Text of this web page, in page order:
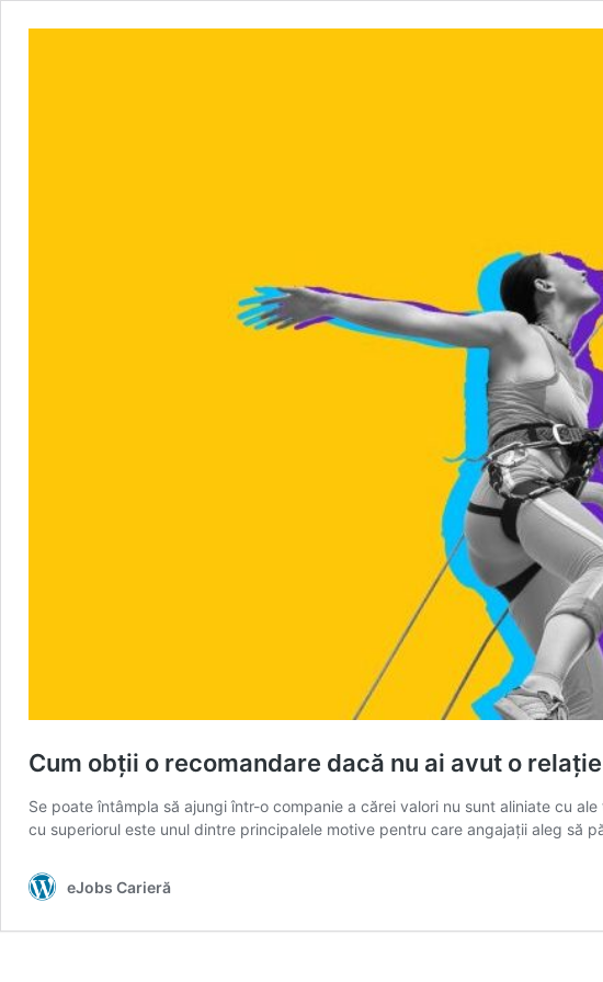
Cum obții o recomandare dacă nu ai avut o
Se poate întâmpla să ajungi într-o companie a cărei valori nu sunt aliniate cu
cu superiorul este unul dintre principalele motive pentru care angajații aleg să
eJobs Carieră